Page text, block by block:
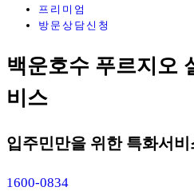
프리미엄
방문상담신청
백운호수 푸르지오
비스
입주민만을 위한 특화서비
1600-0834